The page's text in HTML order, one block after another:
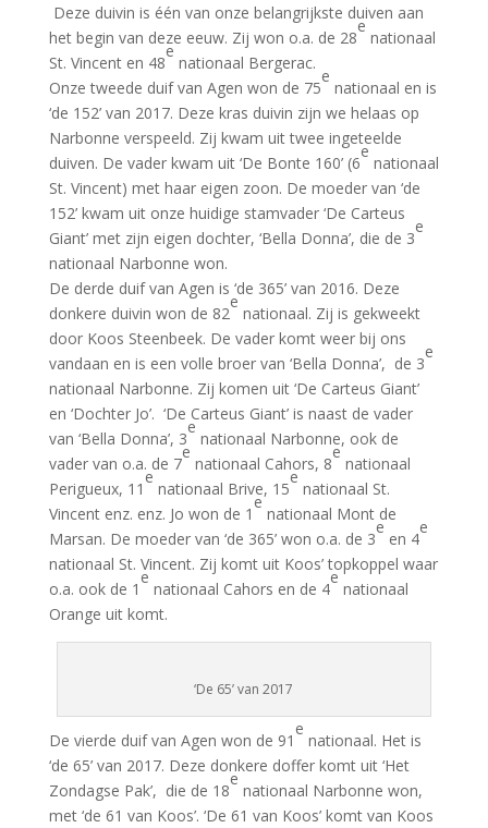
Deze duivin is één van onze belangrijkste duiven aan
het begin van deze eeuw. Zij won o.a. de 28
e
nationaal
St. Vincent en 48
e
nationaal Bergerac.
Onze tweede duif van Agen won de 75
e
nationaal en is
‘de 152’ van 2017. Deze kras duivin zijn we helaas op
Narbonne verspeeld. Zij kwam uit twee ingeteelde
duiven. De vader kwam uit ‘De Bonte 160’ (6
e
nationaal
St. Vincent) met haar eigen zoon. De moeder van ‘de
152’ kwam uit onze huidige stamvader ‘De Carteus
Giant’ met zijn eigen dochter, ‘Bella Donna’, die de 3
e
nationaal Narbonne won.
De derde duif van Agen is ‘de 365’ van 2016. Deze
donkere duivin won de 82
e
nationaal. Zij is gekweekt
door Koos Steenbeek. De vader komt weer bij ons
vandaan en is een volle broer van ‘Bella Donna’, de 3
e
nationaal Narbonne. Zij komen uit ‘De Carteus Giant’
en ‘Dochter Jo’. ‘De Carteus Giant’ is naast de vader
van ‘Bella Donna’, 3
e
nationaal Narbonne, ook de
vader van o.a. de 7
e
nationaal Cahors, 8
e
nationaal
Perigueux, 11
e
nationaal Brive, 15
e
nationaal St.
Vincent enz. enz. Jo won de 1
e
nationaal Mont de
Marsan. De moeder van ‘de 365’ won o.a. de 3
e
en 4
e
nationaal St. Vincent. Zij komt uit Koos’ topkoppel waar
o.a. ook de 1
e
nationaal Cahors en de 4
e
nationaal
Orange uit komt.
‘De 65’ van 2017
De vierde duif van Agen won de 91
e
nationaal. Het is
‘de 65’ van 2017. Deze donkere doffer komt uit ‘Het
Zondagse Pak’, die de 18
e
nationaal Narbonne won,
met ‘de 61 van Koos’. ‘De 61 van Koos’ komt van Koos